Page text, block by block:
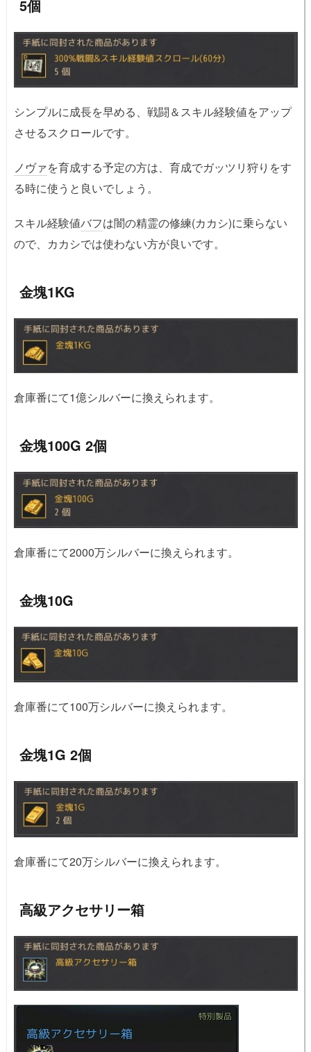
5個
シンプルに成長を早める、戦闘＆スキル経験値をアップ
させるスクロールです。
ノヴァを育成する予定の方は、育成でガッツリ狩りをす
る時に使うと良いでしょう。
スキル経験値バフは闇の精霊の修練(カカシ)に乗らない
ので、カカシでは使わない方が良いです。
金塊1KG
倉庫番にて1億シルバーに換えられます。
金塊100G 2個
倉庫番にて2000万シルバーに換えられます。
金塊10G
倉庫番にて100万シルバーに換えられます。
金塊1G 2個
倉庫番にて20万シルバーに換えられます。
高級アクセサリー箱